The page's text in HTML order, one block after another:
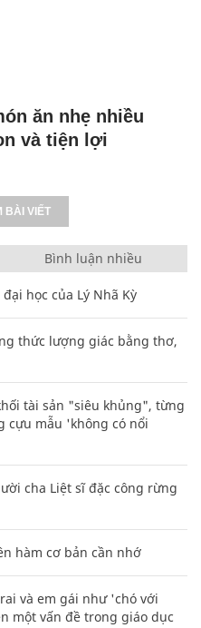
ăn nhẹ nhiều
và tiện lợi
BÀI VIẾT
Bình luận nhiều
học của Lý Nhã Kỳ
thức lượng giác bằng thơ,
tài sản "siêu khủng", từng
cựu mẫu 'không có nổi
cha Liệt sĩ đặc công rừng
hàm cơ bản cần nhớ
và em gái như 'chó với
một vấn đề trong giáo dục